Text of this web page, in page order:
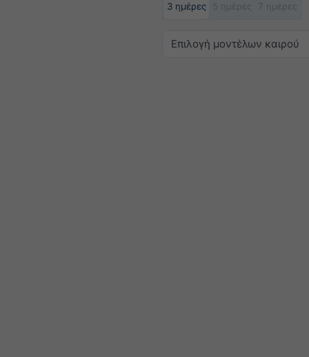
3 ημέρες 5 ημέρες 7 ημέρες
Επιλογή μοντέλων καιρού